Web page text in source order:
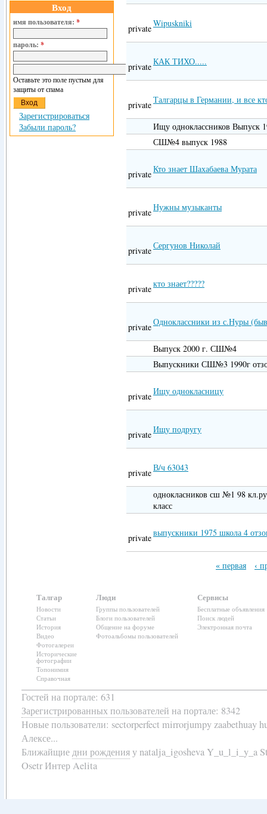
privateWipuskniki
privateКАК ТИХО.....
privateТалгарцы в Германии, и все
Ищу одноклассников Выпуск
СШ№4 выпуск 1988
privateКто знает Шахабаева Мурата
privateНужны музыканты
privateСергунов Николай
privateкто знает?????
privateОдноклассники из с.Нуры
Выпуск 2000 г. СШ№4
Выпускники СШ№3 1990г
privateИщу однокласницу
privateИщу подругу
privateВ/ч 63043
однокласников сш №1 98
класс
privateвыпускники 1975 школа 4
« первая ‹
Вход
имя пользователя: *
пароль: *
Оставьте это поле пустым для
защиты от спама
Зарегистрироваться
Забыли пароль?
Талгар
Новости
Статьи
История
Видео
Фотогалереи
Исторические
фотографии
Топонимия
Справочная
Люди
Группы пользователей
Блоги пользователей
Общение на форуме
Фотоальбомы пользователей
Сервисы
Бесплатные объявления
Поиск людей
Электронная почта
Гостей на портале: 631
Зарегистрированных пользователей на портале: 8342
Новые пользователи: sectorperfect mirrorjumpy zaabethuay
Алексе...
Ближайщиедни рожденияу natalja_igosheva Y_u_l_i_y_a
Osetr Интер Aelita